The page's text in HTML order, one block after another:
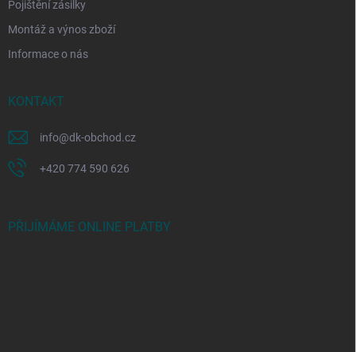
Pojištění zásilky
Montáž a výnos zboží
Informace o nás
KONTAKT
info@dk-obchod.cz
+420 774 590 626
PŘIJÍMÁME ONLINE PLATBY